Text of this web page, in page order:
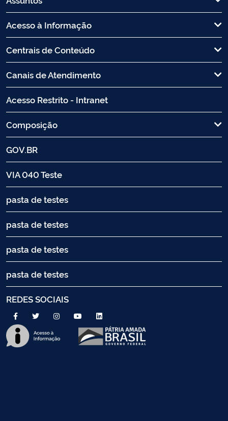
Acesso à Informação
Centrais de Conteúdo
Canais de Atendimento
Acesso Restrito - Intranet
Composição
GOV.BR
VIA 040 Teste
pasta de testes
pasta de testes
pasta de testes
pasta de testes
REDES SOCIAIS